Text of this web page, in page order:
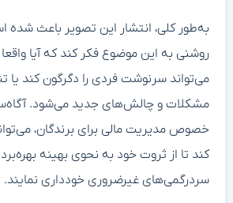
به‌طور کلی، انتشار این تصویر باعث شده
روشنی به این موضوع فکر کند که آیا
می‌تواند سرنوشت فردی را دگرگون کند یا
مشکلات و چالش‌های جدید می‌شود.
خصوص مدیریت مالی برای برندگان،
کند تا از ثروت خود به نحوی بهینه
سردرگمی‌های غیرضروری خودداری نمایند.